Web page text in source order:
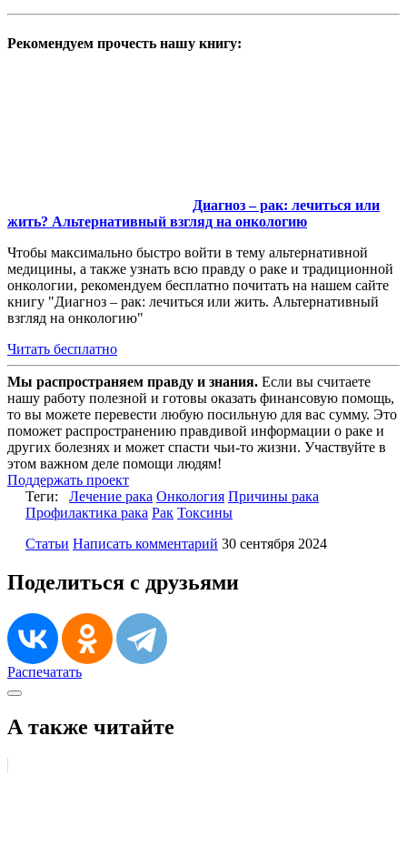
Рекомендуем прочесть нашу книгу:
Диагноз – рак: лечиться или
жить? Альтернативный взгляд на онкологию
Чтобы максимально быстро войти в тему альтернативной
медицины, а также узнать всю правду о раке и традиционной
онкологии, рекомендуем бесплатно почитать на нашем сайте
книгу "Диагноз – рак: лечиться или жить. Альтернативный
взгляд на онкологию"
Читать бесплатно
Мы распространяем правду и знания. Если вы считаете
нашу работу полезной и готовы оказать финансовую помощь,
то вы можете перевести любую посильную для вас сумму. Это
поможет распространению правдивой информации о раке и
других болезнях и может спасти чьи-то жизни. Участвуйте в
этом важном деле помощи людям!
Поддержать проект
Теги: Лечение рака Онкология Причины рака
Профилактика рака Рак Токсины
Статьи Написать комментарий 30 сентября 2024
Поделиться с друзьями
Распечатать
А также читайте